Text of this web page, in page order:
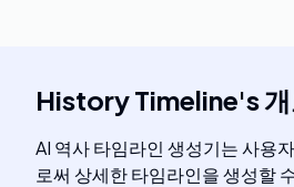
History Timeline's
AI 역사 타임라인 생성기는 사용
로써 상세한 타임라인을 생성할